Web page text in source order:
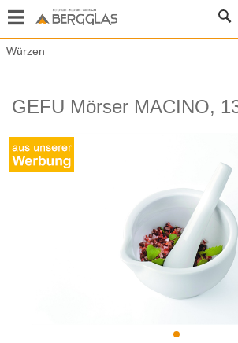
Würzen
GEFU Mörser MACINO,